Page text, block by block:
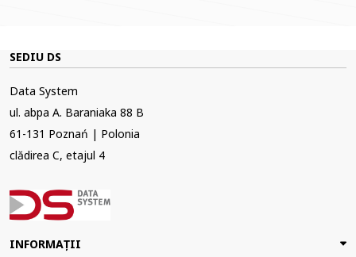
SEDIU DS
Data System
ul. abpa A. Baraniaka 88 B
61-131 Poznań | Polonia
clădirea C, etajul 4
INFORMAȚII